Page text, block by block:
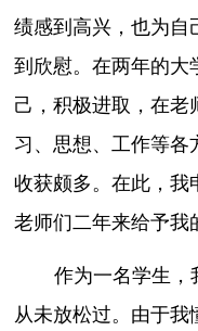
绩感到高兴，也为自
到欣慰。在两年的大
己，积极进取，在老
习、思想、工作等各
收获颇多。在此，我
老师们二年来给予我
作为一名学生，
从未放松过。由于我